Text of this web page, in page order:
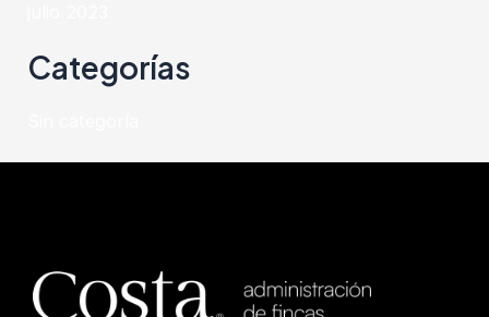
Categorías